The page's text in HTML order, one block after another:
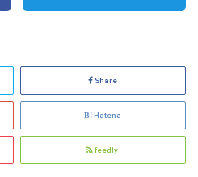
Share
Hatena
feedly